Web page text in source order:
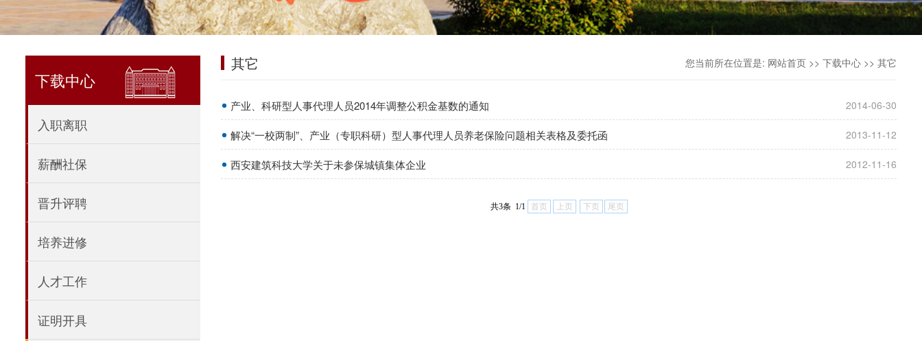
下载中心
入职离职
薪酬社保
晋升评聘
培养进修
人才工作
证明开具
其它 您当前所在位置是: 网站首页 >> 下载中心 >> 其它
2014-06-30
产业、科研型人事代理人员2014年调整公积金基数的通知
2013-11-12
解决“一校两制”、产业（专职科研）型人事代理人员养老保险问题相关表格及委托函
2012-11-16
西安建筑科技大学关于未参保城镇集体企业
共3条 1/1 首页 上页 下页 尾页